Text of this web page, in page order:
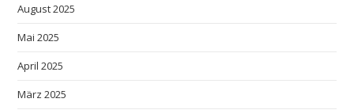
August 2025
Mai 2025
April 2025
März 2025